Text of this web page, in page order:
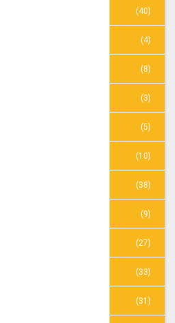
(40)
(4)
(8)
(3)
(5)
(10)
(38)
(9)
(27)
(33)
(31)